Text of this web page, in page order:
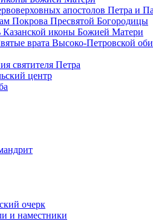
апостолов Петра и
Покрова Пресвятой Богородицы
Казанской иконы Божией Матери
врата Высоко-Петровской
святителя Петра
центр
очерк
и наместники